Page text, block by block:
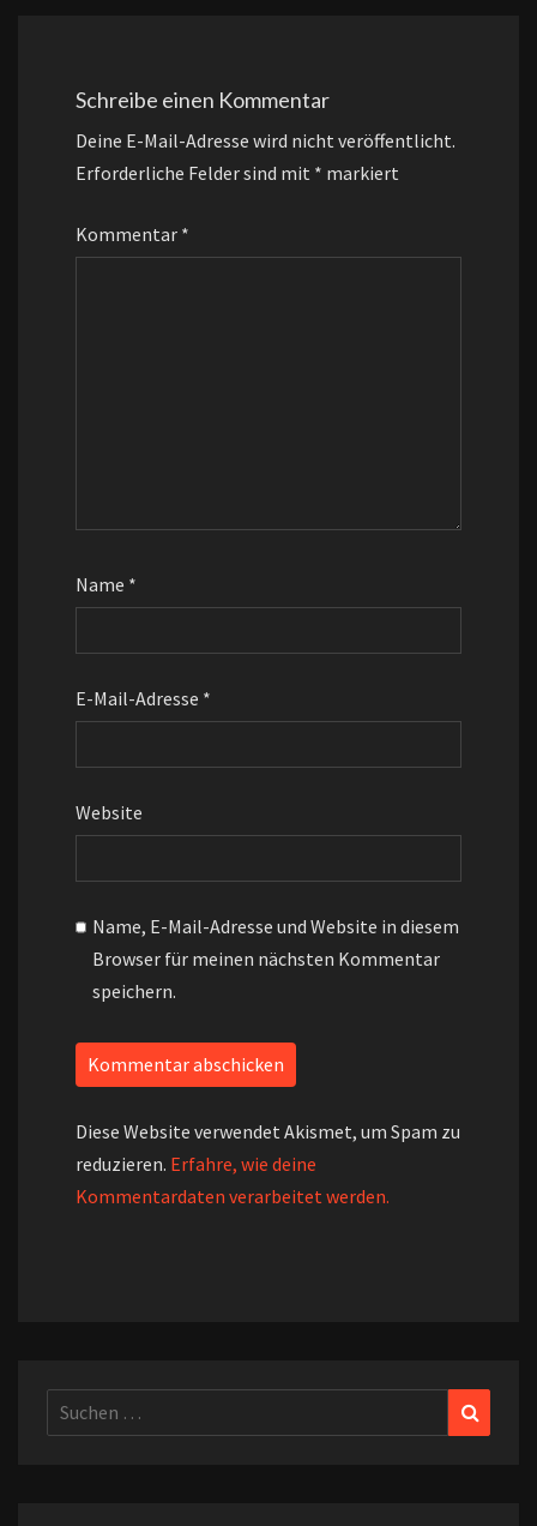
Schreibe einen Kommentar
Deine E-Mail-Adresse wird nicht veröffentlicht.
Erforderliche Felder sind mit * markiert
Kommentar *
Name *
E-Mail-Adresse *
Website
Name, E-Mail-Adresse und Website in diesem
Browser für meinen nächsten Kommentar
speichern.
Diese Website verwendet Akismet, um Spam zu
reduzieren. Erfahre, wie deine
Kommentardaten verarbeitet werden.
Suchen
nach: